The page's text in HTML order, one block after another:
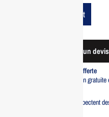
Add To Cart
Demander un
Livraison standard offerte
Profitez d’une livraison
Tous nos produits respectent